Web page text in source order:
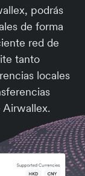
podrás
de forma
red de
tanto
locales
Airwallex.